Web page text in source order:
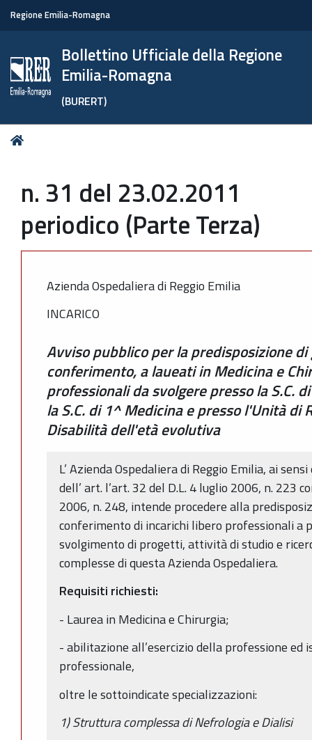
Regione Emilia-Romagna
Bollettino Ufficiale della Regione
Emilia-Romagna
(BURERT)
Tu
n. 31 del 23.02.2011
periodico (Parte Terza)
Azienda Ospedaliera di Reggio Emilia
INCARICO
Avviso pubblico per la predisposizione
conferimento, a laueati in Medicina e
professionali da svolgere presso la S.C.
la S.C. di 1^ Medicina e presso l'Unità di
Disabilità dell'età evolutiva
L’ Azienda Ospedaliera di Reggio Emilia, ai
dell’ art. l’art. 32 del D.L. 4 luglio 2006, n. 223
2006, n. 248, intende procedere alla
conferimento di incarichi libero professionali a
svolgimento di progetti, attività di studio e
complesse di questa Azienda Ospedaliera.
Requisiti richiesti:
- Laurea in Medicina e Chirurgia;
- abilitazione all’esercizio della professione ed
professionale,
oltre le sottoindicate specializzazioni:
1) Struttura complessa di Nefrologia e Dialisi